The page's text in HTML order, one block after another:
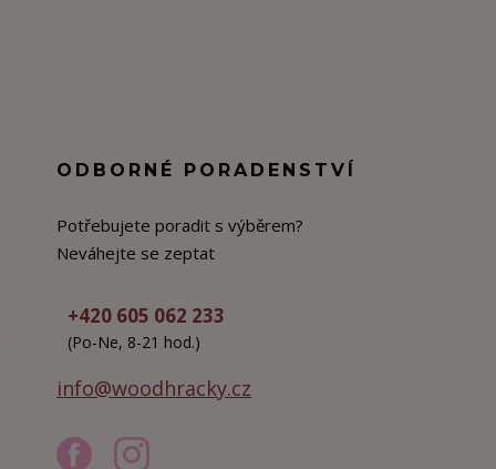
ODBORNÉ PORADENSTVÍ
Potřebujete poradit s výběrem?
Neváhejte se zeptat
+420 605 062 233
(Po-Ne, 8-21 hod.)
info@woodhracky.cz